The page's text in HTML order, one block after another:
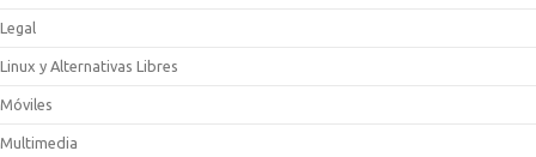
Legal
Linux y Alternativas Libres
Móviles
Multimedia